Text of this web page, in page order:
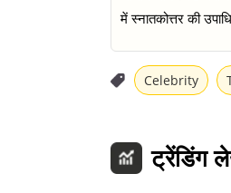
में स्नातकोत्तर की
Celebrity
ट्रेंडिंग